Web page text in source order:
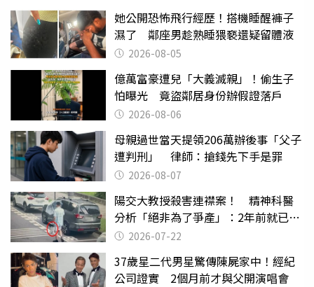
她公開恐怖飛行經歷！搭機睡醒褲子
濕了 鄰座男趁熟睡猥褻還疑留體液
2026-08-05
億萬富豪遭兒「大義滅親」！偷生子
怕曝光 竟盜鄰居身份辦假證落戶
2026-08-06
母親過世當天提領206萬辦後事「父子
遭判刑」 律師：搶錢先下手是罪
2026-08-07
陽交大教授殺害連襟案！ 精神科醫
分析「絕非為了爭產」：2年前就已言
行詭異
2026-07-22
37歲星二代男星驚傳陳屍家中！經紀
公司證實 2個月前才與父開演唱會